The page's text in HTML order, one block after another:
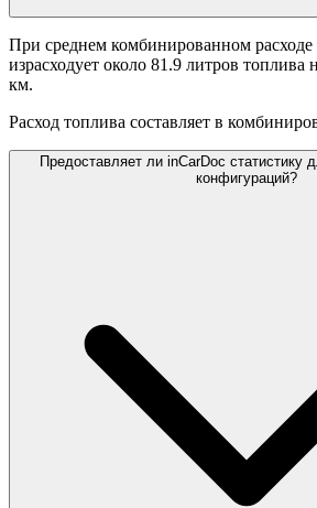
При среднем комбинированном расходе
израсходует около 81.9 литров топлива
км.
Расход топлива составляет в
Предоставляет ли inCarDoc статистику
конфигураций?